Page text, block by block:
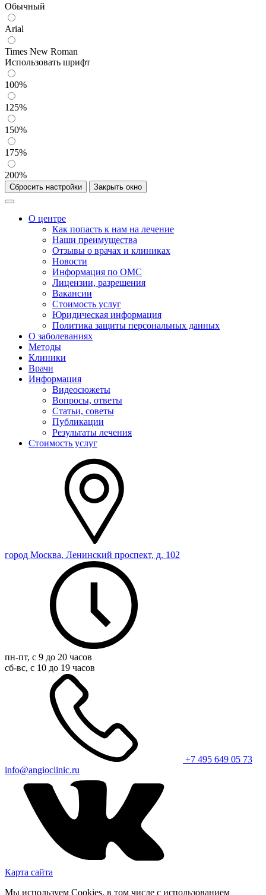
Обычный
Arial
Times New Roman
Использовать шрифт
100%
125%
150%
175%
200%
Сбросить настройки Закрыть окно
О центре
Как попасть к нам на лечение
Наши преимущества
Отзывы о врачах и клиниках
Новости
Информация по ОМС
Лицензии, разрешения
Вакансии
Стоимость услуг
Юридическая информация
Политика защиты персональных данных
О заболеваниях
Методы
Клиники
Врачи
Информация
Видеосюжеты
Вопросы, ответы
Статьи, советы
Публикации
Результаты лечения
Стоимость услуг
город Москва, Ленинский проспект, д. 102
пн-пт, с 9 до 20 часов
сб-вс, с 10 до 19 часов
+7 495 649 05 73
info@angioclinic.ru
Карта сайта
Мы используем Cookies, в том числе с использованием